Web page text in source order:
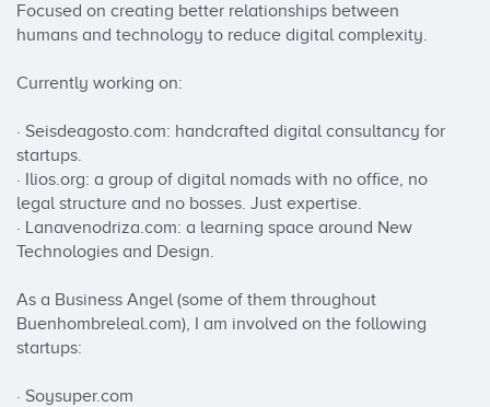
Focused on creating better relationships between
humans and technology to reduce digital complexity.
Currently working on:
· Seisdeagosto.com: handcrafted digital consultancy for
startups.
· Ilios.org: a group of digital nomads with no office, no
legal structure and no bosses. Just expertise.
· Lanavenodriza.com: a learning space around New
Technologies and Design.
As a Business Angel (some of them throughout
Buenhombreleal.com), I am involved on the following
startups:
· Soysuper.com